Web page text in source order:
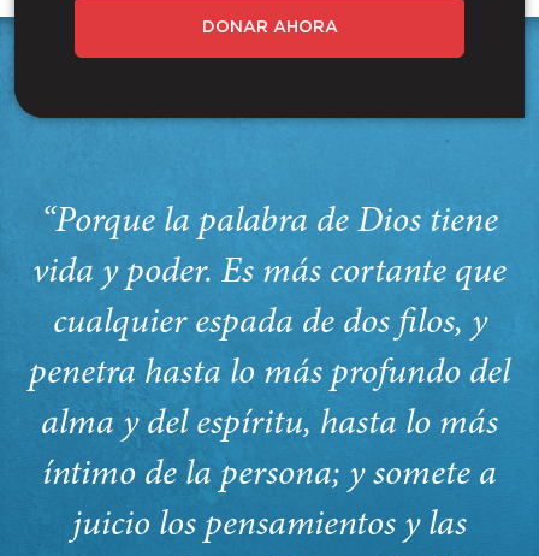
DONAR AHORA
“Porque la palabra de Dios tiene
vida y poder. Es más cortante que
cualquier espada de dos filos, y
penetra hasta lo más profundo del
alma y del espíritu, hasta lo más
íntimo de la persona; y somete a
juicio los pensamientos y las